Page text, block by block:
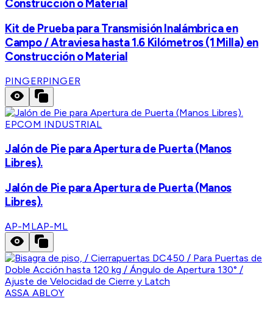
Construcción o Material
Kit de Prueba para Transmisión Inalámbrica en
Campo / Atraviesa hasta 1.6 Kilómetros (1 Milla) en
Construcción o Material
PINGERPINGER
EPCOM INDUSTRIAL
Jalón de Pie para Apertura de Puerta (Manos
Libres).
Jalón de Pie para Apertura de Puerta (Manos
Libres).
AP-MLAP-ML
ASSA ABLOY